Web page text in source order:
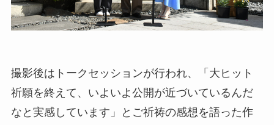
撮影後はトークセッションが行われ、「大ヒット
祈願を終えて、いよいよ公開が近づいているんだ
なと実感しています」とご祈祷の感想を語った作